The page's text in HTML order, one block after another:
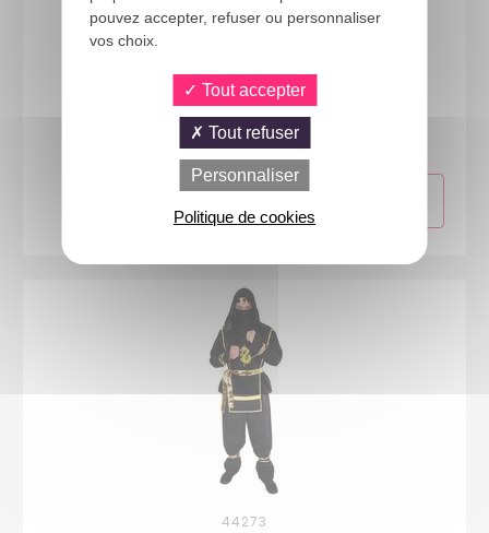
24705
Costume kimono - noir - adulte - S/M
44273
pouvez accepter, refuser ou personnaliser
vos choix.
Tout accepter
Tout refuser
Personnaliser
Politique de cookies